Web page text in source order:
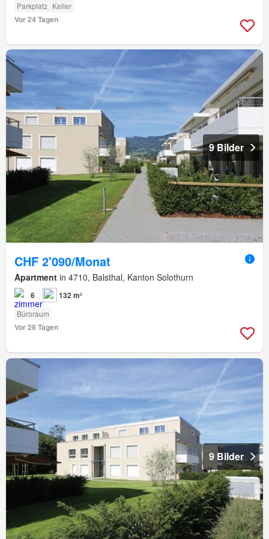
Parkplatz Keller
Vor 24 Tagen
9 Bilder
CHF 2'090/Monat
Apartment in 4710, Balsthal, Kanton Solothurn
6 132 m²
Büroraum
Vor 28 Tagen
9 Bilder